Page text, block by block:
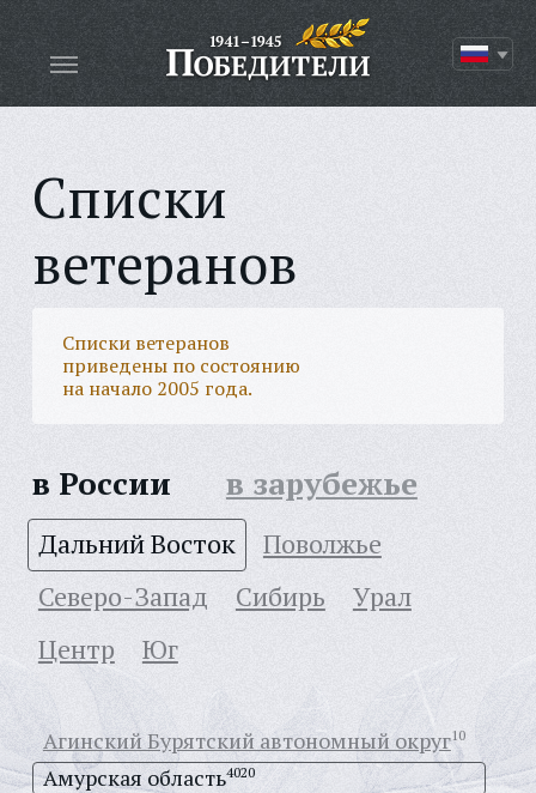
Списки
ветеранов
Списки ветеранов
приведены по состоянию
на начало 2005 года.
в России в зарубежье
Дальний Восток
Поволжье
Северо-Запад
Сибирь
Урал
Центр
Юг
Агинский Бурятский автономный округ10
Амурская область4020